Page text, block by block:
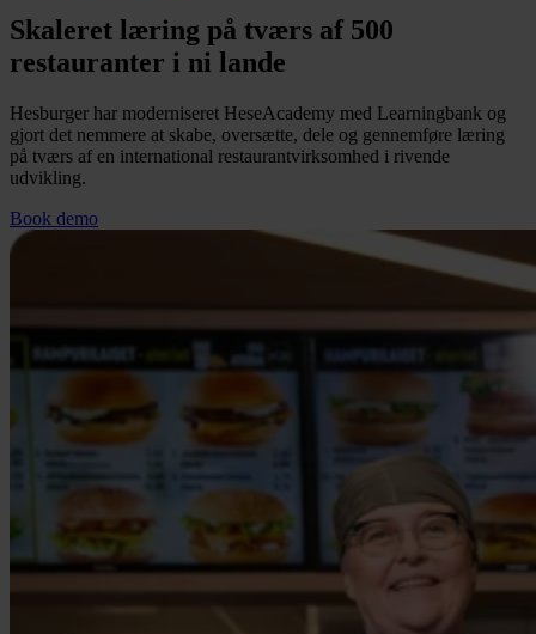
Skaleret læring på tværs af 500
restauranter i ni lande
Hesburger har moderniseret HeseAcademy med Learningbank og
gjort det nemmere at skabe, oversætte, dele og gennemføre læring
på tværs af en international restaurantvirksomhed i rivende
udvikling.
Book demo